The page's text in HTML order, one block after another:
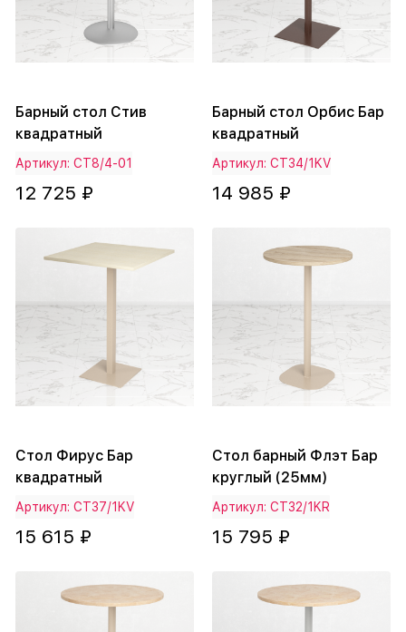
Барный стол Стив
квадратный
Артикул: СТ8/4-01
12 725 ₽
Барный стол Орбис Бар
квадратный
Артикул: СТ34/1KV
14 985 ₽
Стол Фирус Бар
квадратный
Артикул: СТ37/1KV
15 615 ₽
Стол барный Флэт Бар
круглый (25мм)
Артикул: СТ32/1KR
15 795 ₽